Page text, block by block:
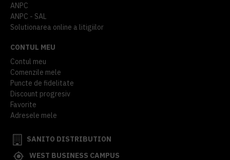
ANPC
ANPC - SAL
Solutionarea online a litigiilor
CONTUL MEU
Contul meu
Comenzile mele
Puncte de fidelitate
Discount progresiv
Favorite
Adresele mele
SANITO DISTRIBUTION
WEST BUSINESS CAMPUS